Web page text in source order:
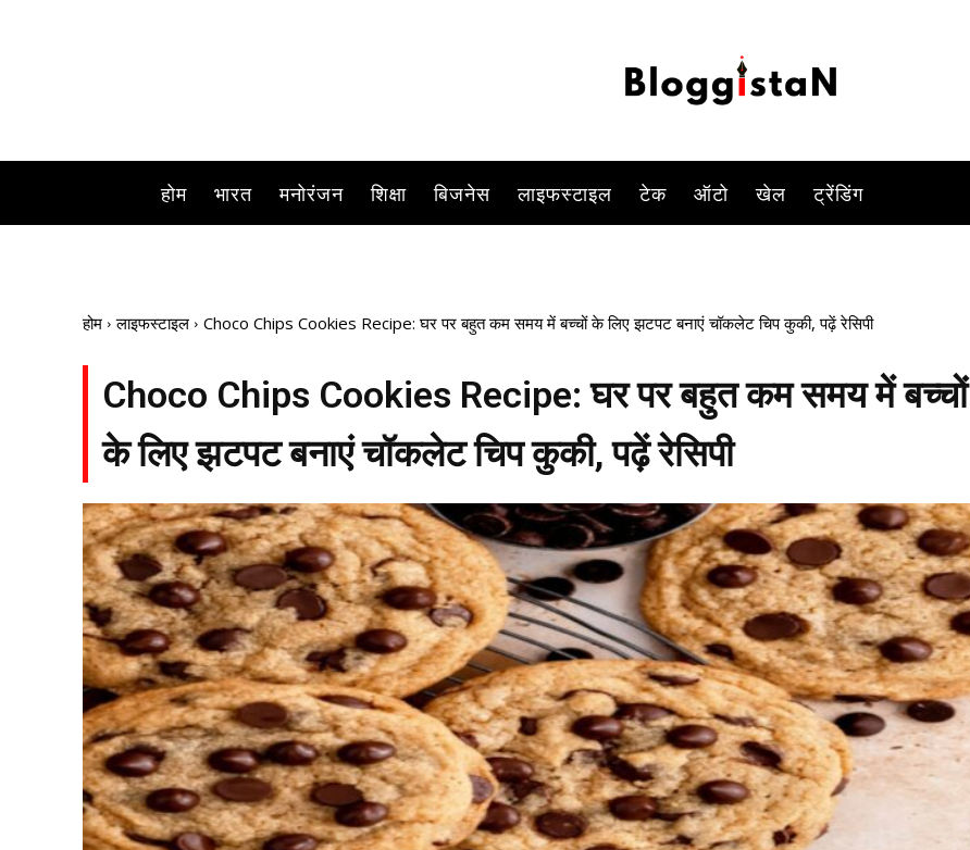
होम भारत मनोरंजन शिक्षा बिजनेस लाइफस्टाइल टेक ऑटो खेल ट्रेंडिंग
होम लाइफस्टाइल Choco Chips Cookies Recipe: घर पर बहुत कम समय में बच्चों के लिए झटपट बनाएं चॉकलेट चिप कुकी, पढ़ें रेसिपी
Choco Chips Cookies Recipe: घर पर बहुत कम समय में बच्चों
के लिए झटपट बनाएं चॉकलेट चिप कुकी, पढ़ें रेसिपी